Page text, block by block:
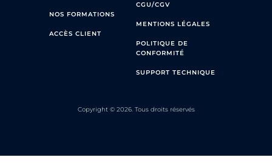
NOS FORMATIONS
ACCÈS CLIENT
CGU/CGV
MENTIONS LÉGALES
POLITIQUE DE
CONFORMITÉ
SUPPORT TECHNIQUE
Copyright © 2026. Tous droits réservés